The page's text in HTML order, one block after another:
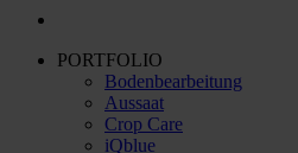
PORTFOLIO
Bodenbearbeitung
Aussaat
Crop Care
iQblue